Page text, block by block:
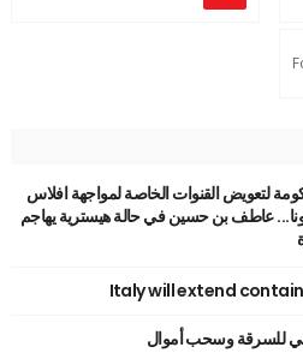
لتعويض القنوات الخاصة لمواجهة افلاس
عاطف بن حسين في حالة هيسترية يهاجم
Italy will extend
للسرقة وسحب أموال